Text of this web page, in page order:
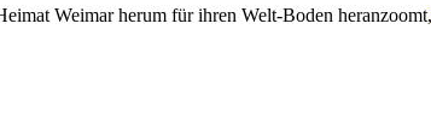
Weimar herum für ihren Welt-Boden heranzoomt,